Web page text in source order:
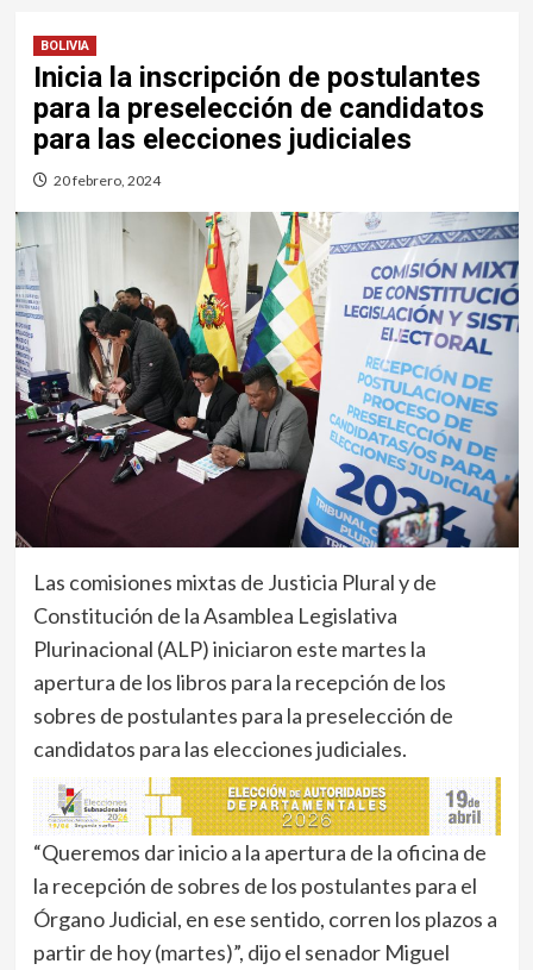
BOLIVIA
Inicia la inscripción de postulantes
para la preselección de candidatos
para las elecciones judiciales
20 febrero, 2024
Las comisiones mixtas de Justicia Plural y de
Constitución de la Asamblea Legislativa
Plurinacional (ALP) iniciaron este martes la
apertura de los libros para la recepción de los
sobres de postulantes para la preselección de
candidatos para las elecciones judiciales.
“Queremos dar inicio a la apertura de la oficina de
la recepción de sobres de los postulantes para el
Órgano Judicial, en ese sentido, corren los plazos a
partir de hoy (martes)”, dijo el senador Miguel